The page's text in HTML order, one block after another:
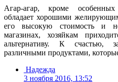
Агар-агар, кроме особенных
обладает хорошими
его высокую стоимость и
магазинах, хозяйкам
альтернативу. К счастью,
различными продуктами,
Надежда
3 ноября 2016, 13:52